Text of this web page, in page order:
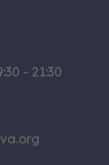
- 21:30